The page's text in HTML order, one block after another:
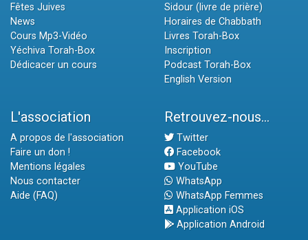
Fêtes Juives
News
Cours Mp3-Vidéo
Yéchiva Torah-Box
Dédicacer un cours
Sidour (livre de prière)
Horaires de Chabbath
Livres Torah-Box
Inscription
Podcast Torah-Box
English Version
L'association
A propos de l'association
Faire un don !
Mentions légales
Nous contacter
Aide (FAQ)
Retrouvez-nous...
Twitter
Facebook
YouTube
WhatsApp
WhatsApp Femmes
Application iOS
Application Android